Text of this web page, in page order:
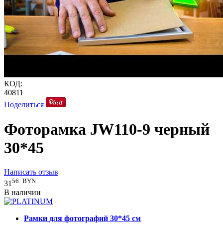
КОД:
40811
Поделиться
Фоторамка JW110-9 черный
30*45
Написать отзыв
31 56 BYN
В наличии
Рамки для фотографий 30*45 см